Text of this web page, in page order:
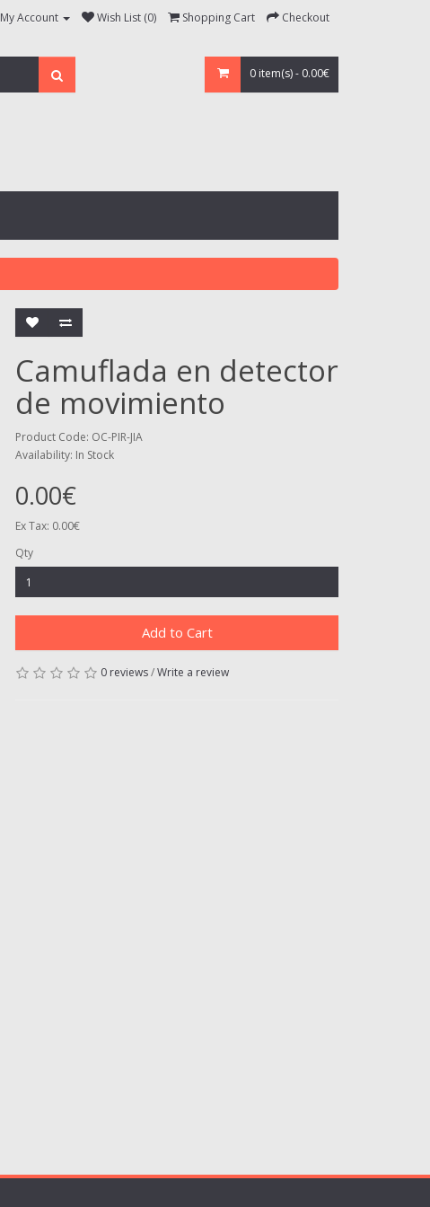
My Account Wish List (0) Shopping Cart Checkout
0 item(s) - 0.00€
Camuflada en detector
de movimiento
Product Code: OC-PIR-JIA
Availability: In Stock
0.00€
Ex Tax: 0.00€
Qty
Add to Cart
0 reviews/Write a review